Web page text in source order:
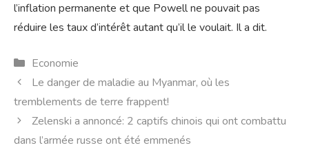
l’inflation permanente et que Powell ne pouvait pas
réduire les taux d’intérêt autant qu’il le voulait. Il a dit.
Catégories
Economie
Le danger de maladie au Myanmar, où les
tremblements de terre frappent!
Zelenski a annoncé: 2 captifs chinois qui ont combattu
dans l’armée russe ont été emmenés